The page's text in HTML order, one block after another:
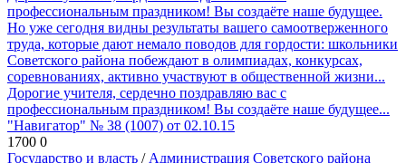
профессиональным праздником! Вы создаёте наше будущее.
Но уже сегодня видны результаты вашего самоотверженного
труда, которые дают немало поводов для гордости: школьники
Советского района побеждают в олимпиадах, конкурсах,
соревнованиях, активно участвуют в общественной жизни...
Дорогие учителя, сердечно поздравляю вас с
профессиональным праздником! Вы создаёте наше будущее...
"Навигатор" № 38 (1007) от 02.10.15
1700 0
Государство и власть / Администрация Советского района